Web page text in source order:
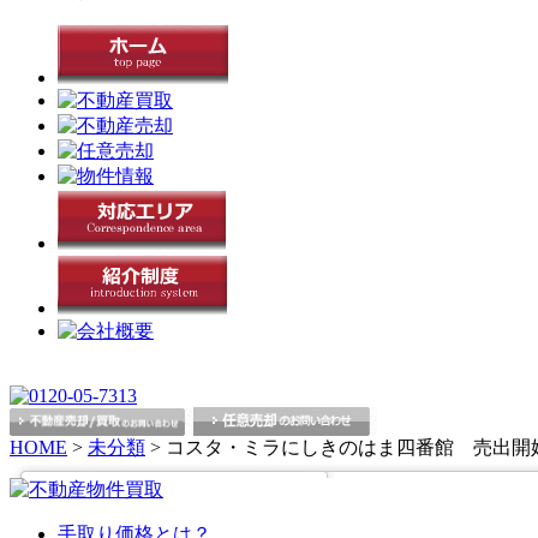
HOME > 未分類 > コスタ・ミラにしきのはま四番館 売出開
手取り価格とは？